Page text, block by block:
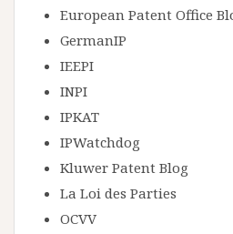
European Patent Office
GermanIP
IEEPI
INPI
IPKAT
IPWatchdog
Kluwer Patent Blog
La Loi des Parties
OCVV